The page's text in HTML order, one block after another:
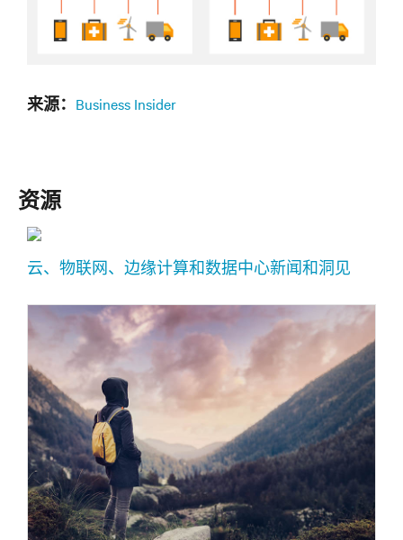
来源： Business Insider
资源
云、物联网、边缘计算和数据中心新闻和洞见